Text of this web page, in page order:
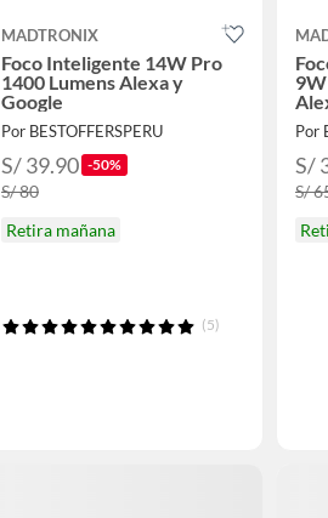
MADTRONIX
Foco Inteligente 14W Pro
1400 Lumens Alexa y
Google
Por BESTOFFERSPERU
S/ 39.90 -50%
S/ 80
Retira mañana
(5)
Por
S/
S/